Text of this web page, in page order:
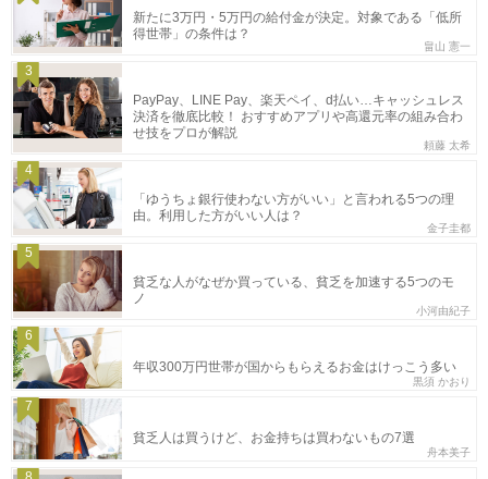
新たに3万円・5万円の給付金が決定。対象である「低所
得世帯」の条件は？
畠山 憲一
3
PayPay、LINE Pay、楽天ペイ、d払い…キャッシュレス
決済を徹底比較！ おすすめアプリや高還元率の組み合わ
せ技をプロが解説
頼藤 太希
4
「ゆうちょ銀行使わない方がいい」と言われる5つの理
由。利用した方がいい人は？
金子圭都
5
貧乏な人がなぜか買っている、貧乏を加速する5つのモ
ノ
小河由紀子
6
年収300万円世帯が国からもらえるお金はけっこう多い
黒須 かおり
7
貧乏人は買うけど、お金持ちは買わないもの7選
舟本美子